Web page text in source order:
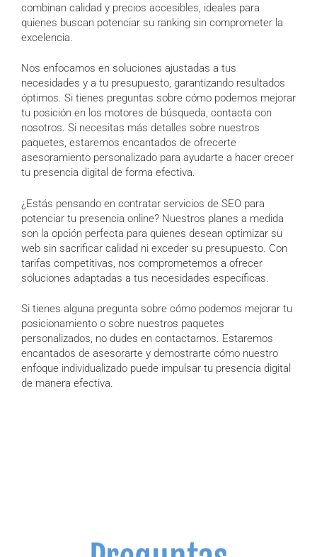
combinan calidad y precios accesibles, ideales para
quienes buscan potenciar su ranking sin comprometer la
excelencia.
Nos enfocamos en soluciones ajustadas a tus
necesidades y a tu presupuesto, garantizando resultados
óptimos. Si tienes preguntas sobre cómo podemos mejorar
tu posición en los motores de búsqueda, contacta con
nosotros. Si necesitas más detalles sobre nuestros
paquetes, estaremos encantados de ofrecerte
asesoramiento personalizado para ayudarte a hacer crecer
tu presencia digital de forma efectiva.
¿Estás pensando en contratar servicios de SEO para
potenciar tu presencia online? Nuestros planes a medida
son la opción perfecta para quienes desean optimizar su
web sin sacrificar calidad ni exceder su presupuesto. Con
tarifas competitivas, nos comprometemos a ofrecer
soluciones adaptadas a tus necesidades específicas.
Si tienes alguna pregunta sobre cómo podemos mejorar tu
posicionamiento o sobre nuestros paquetes
personalizados, no dudes en contactarnos. Estaremos
encantados de asesorarte y demostrarte cómo nuestro
enfoque individualizado puede impulsar tu presencia digital
de manera efectiva.